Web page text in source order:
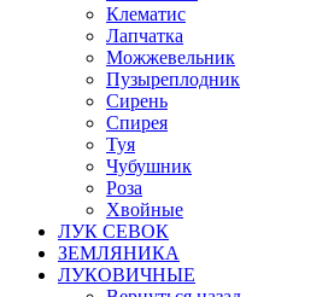
Клематис
Лапчатка
Можжевельник
Пузыреплодник
Сирень
Спирея
Туя
Чубушник
Роза
Хвойные
ЛУК СЕВОК
ЗЕМЛЯНИКА
ЛУКОВИЧНЫЕ